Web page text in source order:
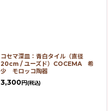
コセマ深皿：青白タイル（直径
20cm / ユーズド）COCEMA 希
少 モロッコ陶器
3,300円(税込)